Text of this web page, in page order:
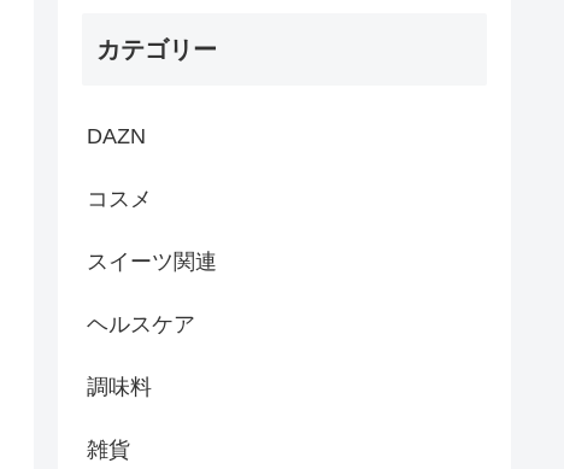
カテゴリー
DAZN
コスメ
スイーツ関連
ヘルスケア
調味料
雑貨